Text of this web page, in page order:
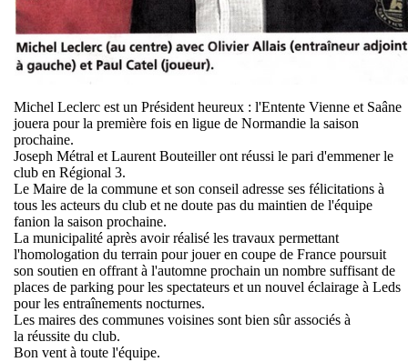
Michel Leclerc est un Président heureux : l'Entente Vienne et Saâne
jouera pour la première fois en ligue de Normandie la saison
prochaine.
Joseph Métral et Laurent Bouteiller ont réussi le pari d'emmener le
club en Régional 3.
Le Maire de la commune et son conseil adresse ses félicitations à
tous les acteurs du club et ne doute pas du maintien de l'équipe
fanion la saison prochaine.
La municipalité après avoir réalisé les travaux permettant
l'homologation du terrain pour jouer en coupe de France poursuit
son soutien en offrant à l'automne prochain un nombre suffisant de
places de parking pour les spectateurs et un nouvel éclairage à Leds
pour les entraînements nocturnes.
Les maires des communes voisines sont bien sûr associés à
la réussite du club.
Bon vent à toute l'équipe.